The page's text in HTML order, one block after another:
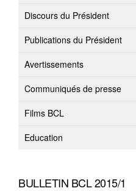
Discours du Président
Publications du Président
Avertissements
Communiqués de presse
Films BCL
Education
BULLETIN BCL 2015/1